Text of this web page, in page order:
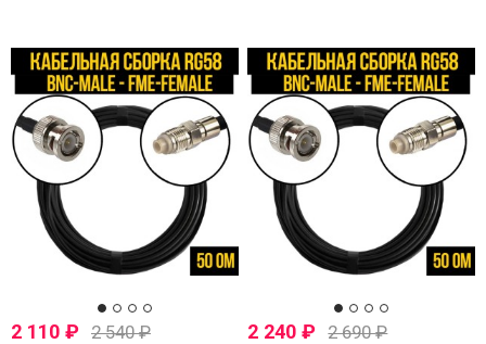
2 110 ₽ 2 540₽ 2 240₽ 2 690₽